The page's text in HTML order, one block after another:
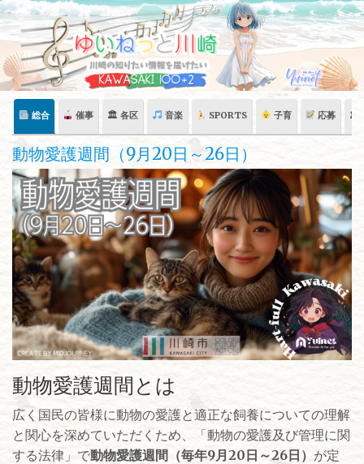
Skip
content
総合 催事 🏛 各区 音楽 SPORTS 子育 応募 🏛
動物愛護週間（9月20日～26日）
動物愛護週間とは
広く国民の皆様に動物の愛護と適正な飼養についての理解
と関心を深めていただくため、「動物の愛護及び管理に関
する法律」で動物愛護週間（毎年9月20日～26日） が定